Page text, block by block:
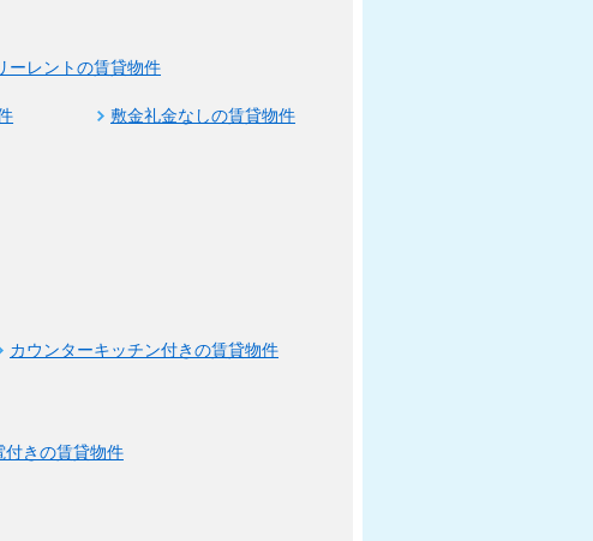
ーレントの賃貸物件
敷金礼金なしの賃貸物件
カウンターキッチン付きの賃貸物件
付きの賃貸物件